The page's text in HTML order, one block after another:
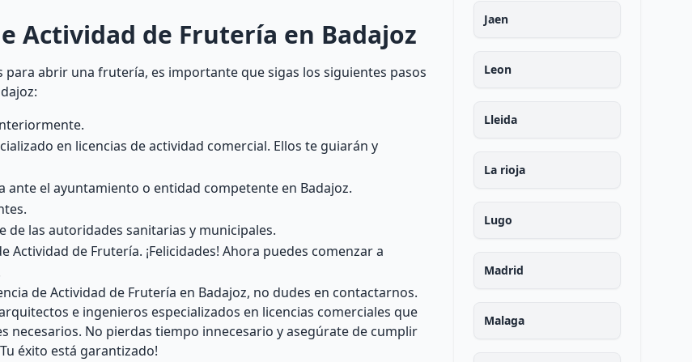
Actividad de Frutería en Badajoz
abrir una frutería, es importante que sigas los siguientes pasos
en licencias de actividad comercial. Ellos te guiarán y
el ayuntamiento o entidad competente en Badajoz.
de las autoridades sanitarias y municipales.
de Frutería. ¡Felicidades! Ahora puedes comenzar a
de Actividad de Frutería en Badajoz, no dudes en contactarnos.
e ingenieros especializados en licencias comerciales que
necesarios. No pierdas tiempo innecesario y asegúrate de cumplir
éxito está garantizado!
Jaen
Leon
Lleida
La rioja
Lugo
Madrid
Malaga